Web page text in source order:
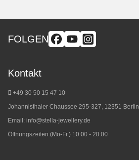
FOLGEN
Kontakt
+49 30 50 15 47 10
Johannisthaler Chaussee 295-327, 12351 Berlin
Email: info@stella-jewellery.de
Öffnungszeiten (Mo-Fr.) 10:00 - 20:00